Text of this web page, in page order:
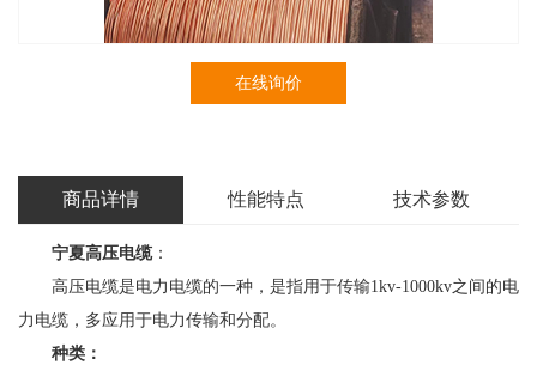
在线询价
商品详情 性能特点 技术参数
宁夏高压电缆：
高压电缆是电力电缆的一种，是指用于传输1kv-1000kv之间的电
力电缆，多应用于电力传输和分配。
种类：